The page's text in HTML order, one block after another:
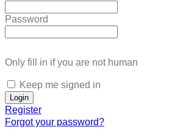
Password
Only fill in if you are not human
Keep me signed in
Register
Forgot your password?